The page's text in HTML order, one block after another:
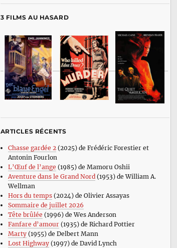
3 FILMS AU HASARD
ARTICLES RÉCENTS
Chasse gardée 2(2025) de Frédéric Forestier et
Antonin Fourlon
L’Œuf de l’ange (1985) de Mamoru Oshii
Aventure dans le Grand Nord(1953) de William A.
Wellman
Hors du temps(2024) de Olivier Assayas
Sommaire de juillet 2026
Tête brûlée (1996) de Wes Anderson
Fanfare d’amour(1935) de Richard Pottier
Marty(1955) de Delbert Mann
Lost Highway(1997) de David Lynch